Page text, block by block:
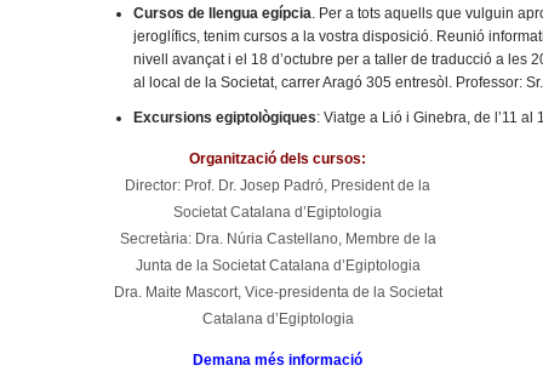
Cursos de llengua egípcia. Per a tots aquells que vulguin
jeroglífics, tenim cursos a la vostra disposició. Reunió
nivell avançat i el 18 d’octubre per a taller de traducció a les
al local de la Societat, carrer Aragó 305 entresòl. Professor:
Excursions egiptològiques: Viatge a Lió i Ginebra, de l’11 al
Organització dels cursos:
Director: Prof. Dr. Josep Padró, President de la
Societat Catalana d’Egiptologia
Secretària: Dra. Núria Castellano, Membre de la
Junta de la Societat Catalana d’Egiptologia
Dra. Maite Mascort, Vice-presidenta de la Societat
Catalana d’Egiptologia
Demana més informació